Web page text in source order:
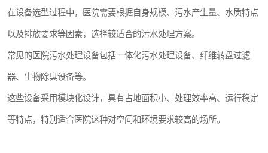
在设备选型过程中，医院需要根据自身规模、污水产生量、水质特点
以及排放要求等因素，选择较适合的污水处理方案。
常见的医院污水处理设备包括一体化污水处理设备、纤维转盘过滤
器、生物除臭设备等。
这些设备采用模块化设计，具有占地面积小、处理效率高、运行稳定
等特点，特别适合医院这种对空间和环境要求较高的场所。